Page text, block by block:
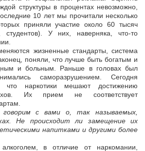
структуры в процентах невозможно,
10 лет мы прочитали несколько
приняли участие около 60 тысяч
студентов). У них, наверняка, что-то
жизненные стандарты, система
поняли, что лучше быть богатым и
и больным. Раньше в головах был
саморазрушением. Сегодня
что наркотики мешают достижению
Их прием не соответствует
с вами о, так называемых,
Не происходит ли замещение их
напитками и другими более
в отличие от наркомании,